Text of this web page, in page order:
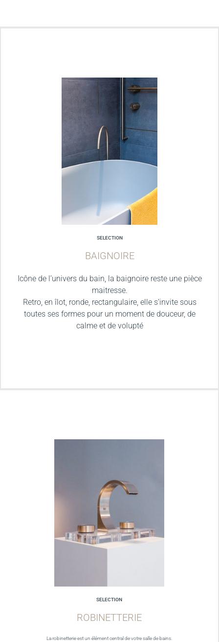
SELECTION
BAIGNOIRE
Icône de l’univers du bain, la baignoire reste une pièce
maitresse.
Retro, en îlot, ronde, rectangulaire, elle s’invite sous
toutes ses formes pour un moment de douceur, de
calme et de volupté
SELECTION
ROBINETTERIE
La robinetterie est un élément central de votre salle de bains.